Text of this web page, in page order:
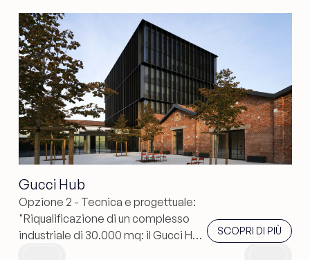
Gucci Hub
Opzione 2 - Tecnica e progettuale:
"Riqualificazione di un complesso
industriale di 30.000 mq: il Gucci Hub
SCOPRI DI PIÙ
scopri di più